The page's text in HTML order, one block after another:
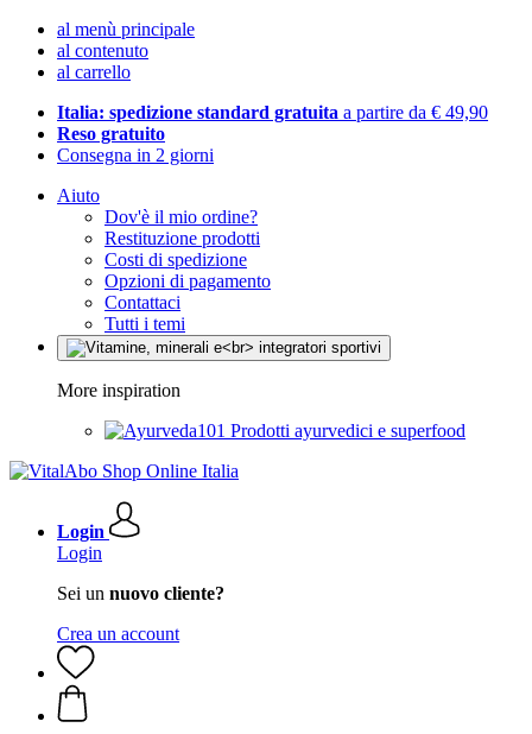
al menù principale
al contenuto
al carrello
Italia: spedizione standard gratuita a partire da € 49,90
Reso gratuito
Consegna in 2 giorni
Aiuto
Dov'è il mio ordine?
Restituzione prodotti
Costi di spedizione
Opzioni di pagamento
Contattaci
Tutti i temi
More inspiration
Prodotti ayurvedici e superfood
Login
Login
Sei un nuovo cliente?
Crea un account